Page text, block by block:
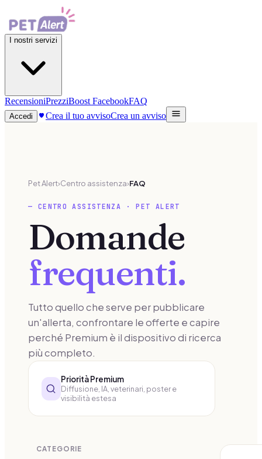
I nostri servizi
RecensioniPrezziBoost FacebookFAQ
Accedi Crea il tuo avvisoCrea un avviso
Pet Alert›Centro assistenza›FAQ
— CENTRO ASSISTENZA · PET ALERT
Domande
frequenti.
Tutto quello che serve per pubblicare
un'allerta, confrontare le offerte e capire
perché Premium è il dispositivo di ricerca
più completo.
Priorità Premium
Diffusione, IA, veterinari, poster e
visibilità estesa
CATEGORIE